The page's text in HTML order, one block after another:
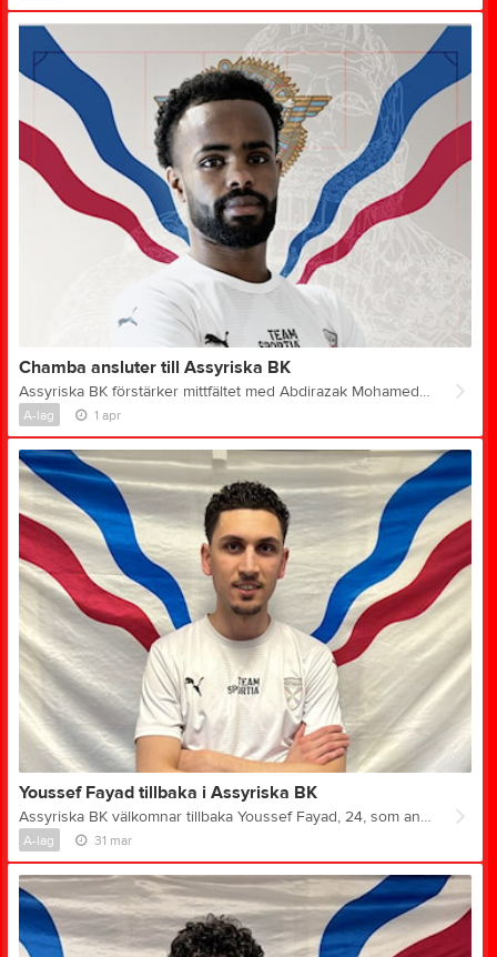
Chamba ansluter till Assyriska BK
Assyriska BK förstärker mittfältet med Abdirazak Mohamed Abdi, 19, även kallad Chamba. Han ansluter på lån från Västra Frölunda IF över hela säsongen. Chamba är en bolltrygg defensiv mittfältare (”6:a”) som kombinerar spelförståelse med fysisk närvaro. Med sin förmåga att vinna boll och sätta tempo i spelet blir han en viktig pusselbit i lagets balans. Chamba om att ansluta till Assyriska BK: – Det känns riktigt bra att vara här i Assyriska BK. Jag har fått ett väldigt bra första intryck av både laget och ledarstaben, så jag ser verkligen fram emot att komma igång på riktigt. Tankar inför premiären? Premiären ska bli sjukt kul. Det är alltid något speciellt med första matchen – lite extra nerv och mycket energi. Vi är taggade som lag och redo att ge allt från start. Berätta vem fotbollsspelaren Chamba är och varför valet föll på Assyriska? – Jag är en hårt arbetande spelare som alltid ger 100 procent för laget. Jag gillar att bidra både offensivt och defensivt och försöker hela tiden utvecklas som spelare. Det kändes som rätt steg för mig att komma hit. Jag gillar klubbens ambitioner och sättet man vill spela fotboll på, och jag tror att det här är en miljö där jag kan utvecklas mycket. Berätta kort vad du har för mål under säsongen? – Mina mål är att fortsätta utvecklas och bidra så mycket som möjligt i varje match. För laget handlar det om att vara med och konkurrera i toppen och ta så många poäng som möjligt. Jag hoppas att alla supportrar kommer och stöttar oss under säsongen – vi ska göra allt för att bjuda på bra fotboll! Sportrådet om lånet: – Chamba är en spelare med en bra utbildning och erfarenhet från starka miljöer trots sin unga ålder. Han är bolltrygg, aggressiv i duellspelet och har rätt mentalitet för att ta nästa steg. Vi ser honom som en viktig spelare för oss under säsongen och tror att han kommer bidra med stabilitet och energi på mittfältet.
A-lag 1 apr
Youssef Fayad tillbaka i Assyriska BK
Assyriska BK välkomnar tillbaka Youssef Fayad, 24, som ansluter från IK Kongahälla. Den offensiva vänsteryttern återvänder därmed till klubben för sin andra sejour i Assyriska-tröjan. Youssef kommer från en stark säsong i division 2 där han noterades för 24 matcher (21 från start) och 7 mål med Kongahälla. Han har tidigare även representerat GAIS, Västra Frölunda IF och Vänersborgs IF. Senast han bar Assyriska-tröjan skrev han in sig i klubbens minnen – när han i sista omgången 2024 avgjorde bortamatchen mot Vårgårda IK och säkrade kontraktet i division 3. Youssef om comebacken: – Det känns riktigt bra att vara tillbaka i Assyriska BK. Jag har fina minnen härifrån, inte minst från förra gången jag var här. Det var ett enkelt beslut att komma tillbaka. Jag vet vad klubben står för och jag känner mig hemma här. Jag kommer från en bra säsong och vill fortsätta på samma spår, bidra med mål och energi framåt. Målet är att hjälpa laget så mycket som möjligt och vara med och ta oss upp igen – det är där klubben hör hemma. Sportrådet om återkomsten: – Youssef är en spelare vi känner väl sedan tidigare och det känns väldigt bra att få tillbaka honom. Han visade redan under sin förra sejour att han kan kliva fram i avgörande lägen. Med sin fart, offensiva spets och erfarenhet från högre nivå kommer han bli ett viktigt tillskott för oss. Vi vet vad han kan bidra med och ser fram att se honom med Assyriska tröjan på planen igen.
A-lag 31 mar